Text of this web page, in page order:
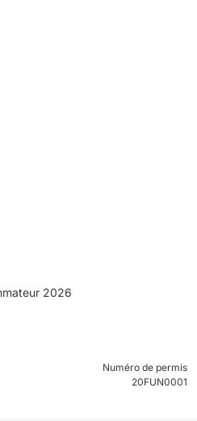
2026
Numéro de permis
20FUN0001